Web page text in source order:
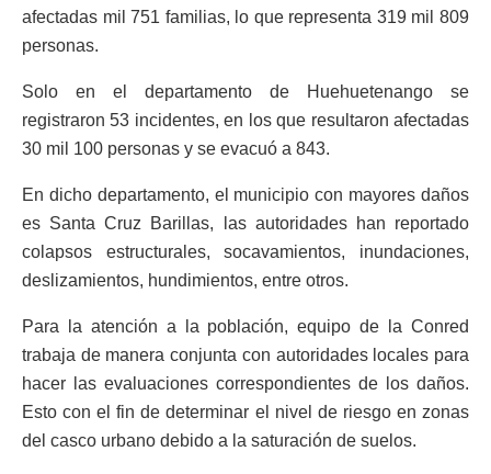
afectadas mil 751 familias, lo que representa 319 mil 809
personas.
Solo en el departamento de Huehuetenango se
registraron 53 incidentes, en los que resultaron afectadas
30 mil 100 personas y se evacuó a 843.
En dicho departamento, el municipio con mayores daños
es Santa Cruz Barillas, las autoridades han reportado
colapsos estructurales, socavamientos, inundaciones,
deslizamientos, hundimientos, entre otros.
Para la atención a la población, equipo de la Conred
trabaja de manera conjunta con autoridades locales para
hacer las evaluaciones correspondientes de los daños.
Esto con el fin de determinar el nivel de riesgo en zonas
del casco urbano debido a la saturación de suelos.